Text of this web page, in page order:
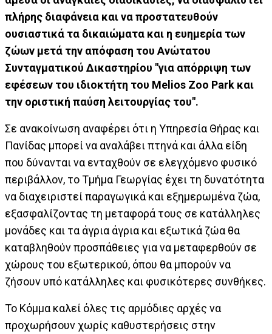
πλήρης διαφάνεια και να προστατευθούν
ουσιαστικά τα δικαιώματα και η ευημερία των
ζώων μετά την απόφαση του Ανώτατου
Συνταγματικού Δικαστηρίου "για απόρριψη των
εφέσεων του ιδιοκτήτη του Melios Zoo Park και
την οριστική παύση λειτουργίας του".
Σε ανακοίνωση αναφέρει ότι η Υπηρεσία Θήρας και
Πανίδας μπορεί να αναλάβει πτηνά και άλλα είδη
που δύνανται να ενταχθούν σε ελεγχόμενο φυσικό
περιβάλλον, το Τμήμα Γεωργίας έχει τη δυνατότητα
να διαχειριστεί παραγωγικά και εξημερωμένα ζώα,
εξασφαλίζοντας τη μεταφορά τους σε κατάλληλες
μονάδες και τα άγρια άγρια και εξωτικά ζώα θα
καταβληθούν προσπάθειες για να μεταφερθούν σε
χώρους του εξωτερικού, όπου θα μπορούν να
ζήσουν υπό κατάλληλες και φυσικότερες συνθήκες.
Το Κόμμα καλεί όλες τις αρμόδιες αρχές να
προχωρήσουν χωρίς καθυστερήσεις στην